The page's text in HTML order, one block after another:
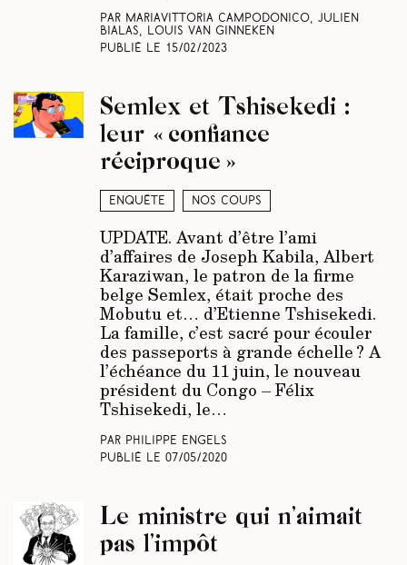
Par Mariavittoria Campodonico, Julien
Bialas, Louis Van Ginneken
Publié le 15/02/2023
Enquête Nos coups
Semlex et Tshisekedi :
leur « confiance
réciproque »
UPDATE. Avant d’être l’ami
d’affaires de Joseph Kabila, Albert
Karaziwan, le patron de la firme
belge Semlex, était proche des
Mobutu et… d’Etienne Tshisekedi.
La famille, c’est sacré pour écouler
des passeports à grande échelle ? A
l’échéance du 11 juin, le nouveau
président du Congo – Félix
Tshisekedi, le…
Par Philippe Engels
Publié le 07/05/2020
Le ministre qui n’aimait
pas l’impôt